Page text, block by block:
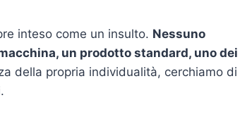
inteso come un insulto. Nessuno
un prodotto standard, uno dei
della propria individualità, cerchiamo di